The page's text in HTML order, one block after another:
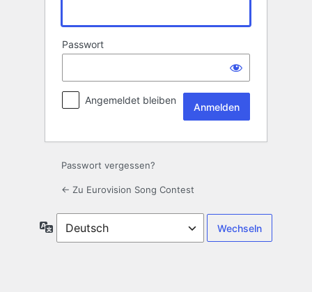
Passwort
Angemeldet bleiben
Passwort vergessen?
← Zu Eurovision Song Contest
Sprache